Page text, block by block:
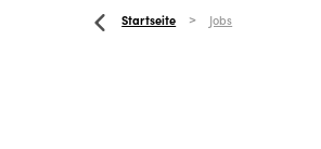
Startseite Jobs